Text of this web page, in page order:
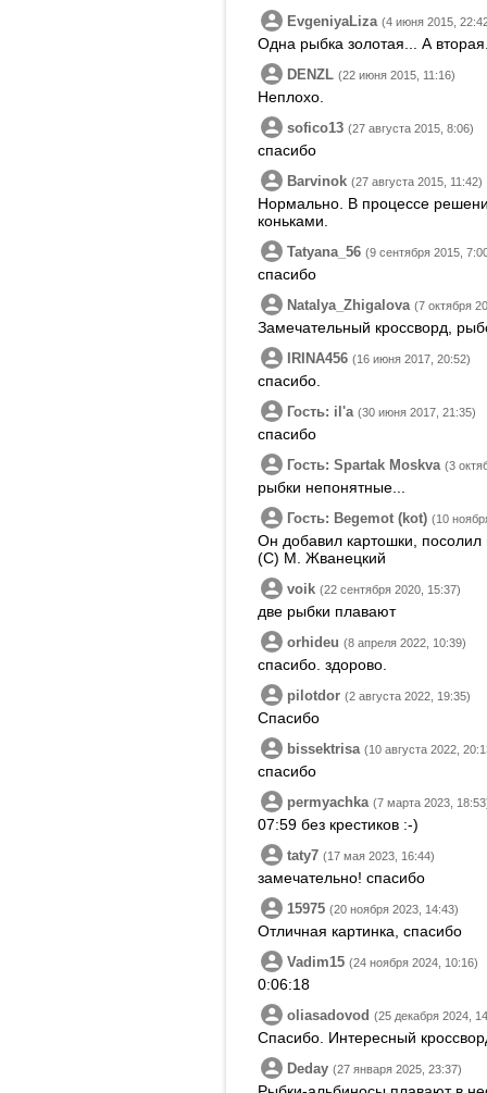
EvgeniyaLiza (4 июня 2015,
Одна рыбка золотая... А
DENZL (22 июня 2015, 11:16)
Неплохо.
sofico13 (27 августа 2015, 8:06)
спасибо
Barvinok (27 августа 2015, 11:42)
Нормально. В процессе
коньками.
Tatyana_56 (9 сентября 2015,
спасибо
Natalya_Zhigalova (7 октября
Замечательный кроссворд,
IRINA456 (16 июня 2017, 20:52)
спасибо.
Гость: ilʹa (30 июня 2017, 21:35)
спасибо
Гость: Spartak Moskva (3
рыбки непонятные...
Гость: Begemot (kot) (10
Он добавил картошки, посолил
(С) М. Жванецкий
voik (22 сентября 2020, 15:37)
две рыбки плавают
orhideu (8 апреля 2022, 10:39)
спасибо. здорово.
pilotdor (2 августа 2022, 19:35)
Спасибо
bissektrisa (10 августа 2022,
спасибо
permyachka (7 марта 2023,
07:59 без крестиков :-)
taty7 (17 мая 2023, 16:44)
замечательно! спасибо
15975 (20 ноября 2023, 14:43)
Отличная картинка, спасибо
Vadim15 (24 ноября 2024, 10:16)
0:06:18
oliasadovod (25 декабря 2024,
Спасибо. Интересный
Deday (27 января 2025, 23:37)